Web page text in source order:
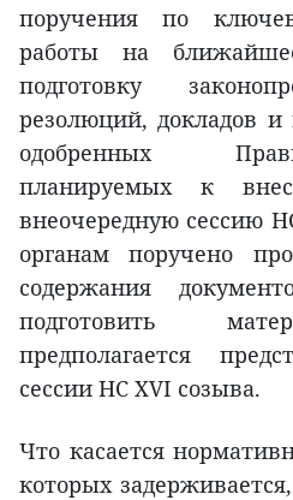
поручения по
работы на
подготовку
резолюций, докладов и
одобренных
планируемых к
внеочередную сессию
органам поручено
содержания
подготовить
предполагается
сессии НС XVI созыва.
Что касается
которых